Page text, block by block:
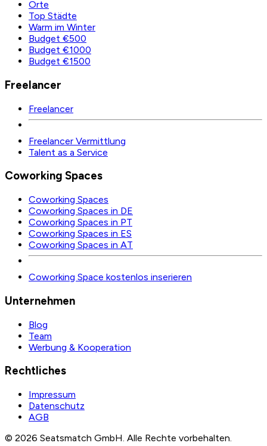
Orte
Top Städte
Warm im Winter
Budget €500
Budget €1000
Budget €1500
Freelancer
Freelancer
Freelancer Vermittlung
Talent as a Service
Coworking Spaces
Coworking Spaces
Coworking Spaces in DE
Coworking Spaces in PT
Coworking Spaces in ES
Coworking Spaces in AT
Coworking Space kostenlos inserieren
Unternehmen
Blog
Team
Werbung & Kooperation
Rechtliches
Impressum
Datenschutz
AGB
© 2026 Seatsmatch GmbH. Alle Rechte vorbehalten.